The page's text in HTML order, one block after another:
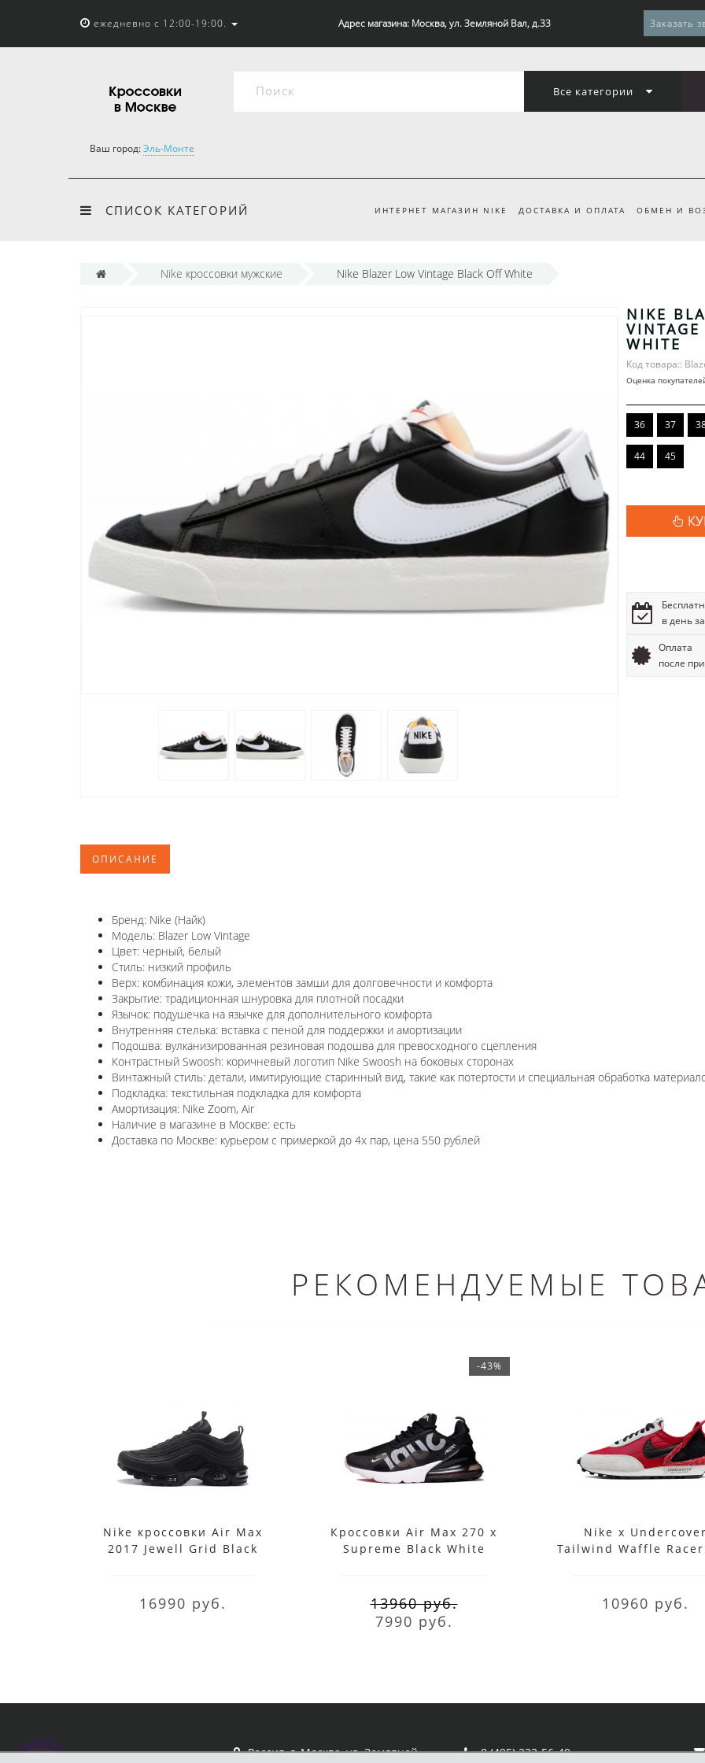
ежедневно с 12:00-19:00. Адрес магазина: Москва, ул. Земляной Вал, д.33 Заказать
Все категории
Ваш город:Эль-Монте
СПИСОК КАТЕГОРИЙ ИНТЕРНЕТ МАГАЗИН NIKE ДОСТАВКА И ОПЛАТА ОБМЕН И
Nike кроссовки мужские Nike Blazer Low Vintage Black Off White
NIKE
VINTAGE
WHITE
Код товара::
Оценка
36 37
44 45
в день
Оплата
после
ОПИСАНИЕ
Бренд: Nike (Найк)
Модель: Blazer Low Vintage
Цвет: черный, белый
Стиль: низкий профиль
Верх: комбинация кожи, элементов замши для долговечности и комфорта
Закрытие: традиционная шнуровка для плотной посадки
Язычок: подушечка на язычке для дополнительного комфорта
Внутренняя стелька: вставка с пеной для поддержки и амортизации
Подошва: вулканизированная резиновая подошва для превосходного сцепления
Контрастный Swoosh: коричневый логотип Nike Swoosh на боковых сторонах
Винтажный стиль: детали, имитирующие старинный вид, такие как потертости и специальная обработка
Подкладка: текстильная подкладка для комфорта
Амортизация: Nike Zoom, Air
Наличие в магазине в Москве: есть
Доставка по Москве: курьером с примеркой до 4х пар, цена 550 рублей
РЕКОМЕНДУЕМЫЕ
Nike кроссовки Air Max
2017 Jewell Grid Black
16990 руб.
-43%
Кроссовки Air Max 270 x
Supreme Black White
13960 руб.
7990 руб.
Nike x Undercover
Tailwind Waffle Racer
10960 руб.
Россия, г. Москва, ул. Земляной 8 (495) 233-56-49